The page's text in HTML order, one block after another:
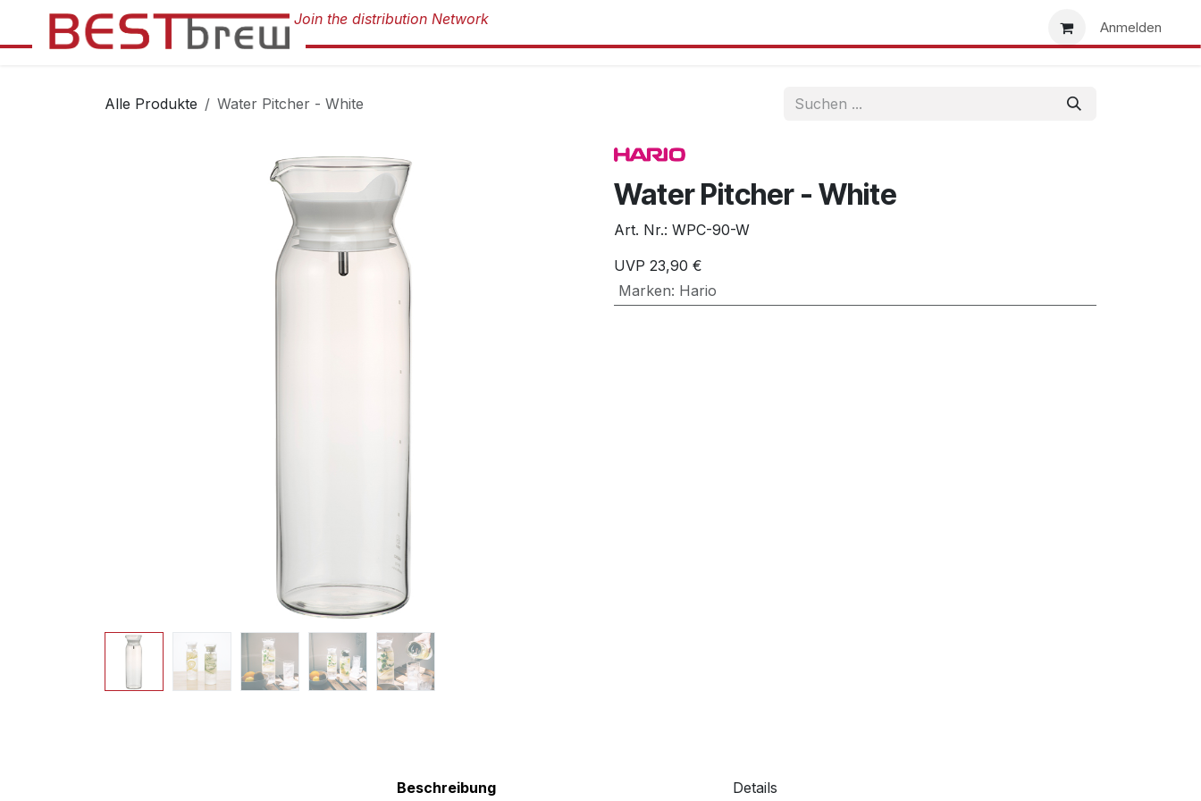
Zum Inhalt springen
Anmelden
Alle Produkte Water Pitcher - White
Water Pitcher - White
Art. Nr.: WPC-90-W
UVP 23,90 €
Marken: Hario
Beschreibung Details